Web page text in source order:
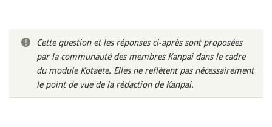
Cette question et les réponses ci-après sont proposées
par la communauté des membres Kanpai dans le cadre
du module Kotaete. Elles ne reflètent pas nécessairement
le point de vue de la rédaction de Kanpai.